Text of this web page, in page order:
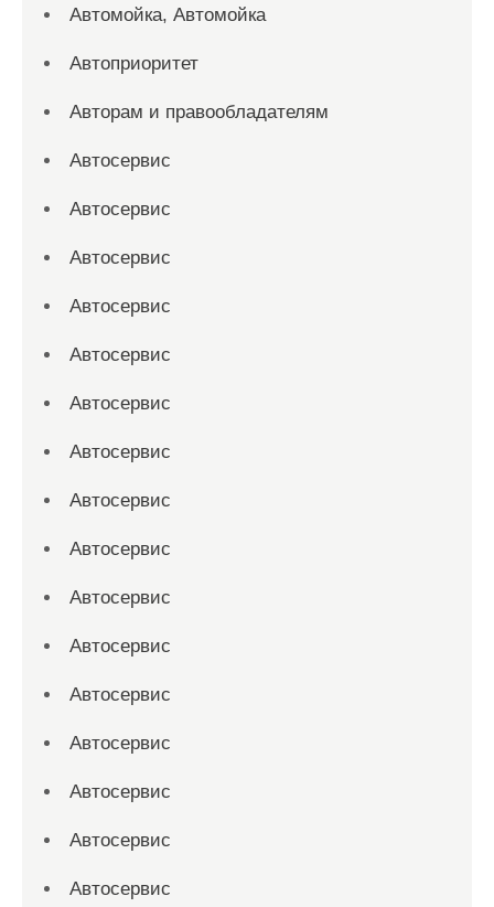
Автомойка, Автомойка
Автоприоритет
Авторам и правообладателям
Автосервис
Автосервис
Автосервис
Автосервис
Автосервис
Автосервис
Автосервис
Автосервис
Автосервис
Автосервис
Автосервис
Автосервис
Автосервис
Автосервис
Автосервис
Автосервис